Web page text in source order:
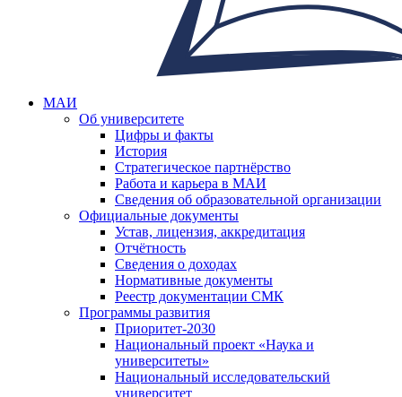
МАИ
Об университете
Цифры и факты
История
Стратегическое партнёрство
Работа и карьера в МАИ
Сведения об образовательной организации
Официальные документы
Устав, лицензия, аккредитация
Отчётность
Сведения о доходах
Нормативные документы
Реестр документации СМК
Программы развития
Приоритет-2030
Национальный проект «Наука и
университеты»
Национальный исследовательский
университет